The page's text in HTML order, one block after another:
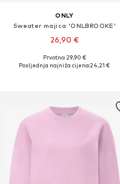
ONLY
Sweater majica 'ONLBROOKE'
26,90 €
+36
Dostupne veličine: XS, S, M, L, XL
Prvotno: 29,90 €
Posljednja najniža cijena:24,21 €